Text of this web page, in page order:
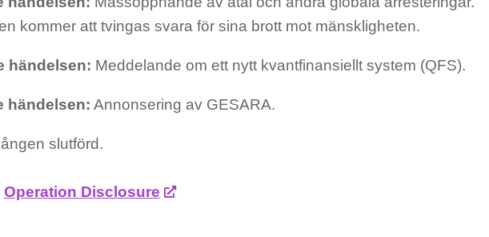
kommer att tvingas svara för sina brott mot mänskligheten.
händelsen: Meddelande om ett nytt kvantfinansiellt system (QFS).
händelsen: Annonsering av GESARA.
slutförd.
Operation Disclosure